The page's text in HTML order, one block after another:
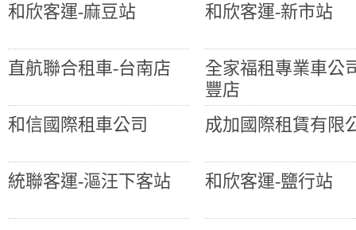
和欣客運-麻豆站 和欣客運-新市站
直航聯合租車-台南店
全家福租專業車公
豐店
和信國際租車公司
成加國際租賃有限
統聯客運-漚汪下客站 和欣客運-鹽行站